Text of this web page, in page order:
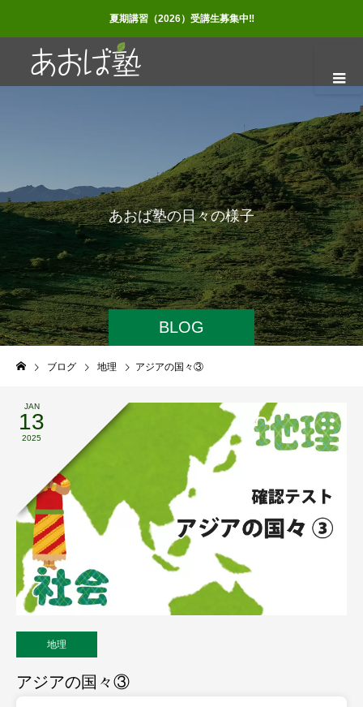
夏期講習（2026）受講生募集中‼
BLOG
あおば塾の日々の様子
ブログ 地理 アジアの国々③
JAN
13
2025
地理
アジアの国々③